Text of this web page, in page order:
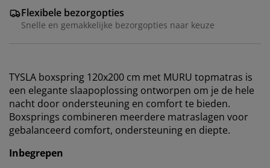
Flexibele bezorgopties
Snelle en gemakkelijke bezorgopties naar keuze
TYSLA boxspring 120x200 cm met MURU topmatras is
een elegante slaapoplossing ontworpen om je de hele
nacht door ondersteuning en comfort te bieden.
Boxsprings combineren meerdere matraslagen voor
gebalanceerd comfort, ondersteuning en diepte.
Inbegrepen